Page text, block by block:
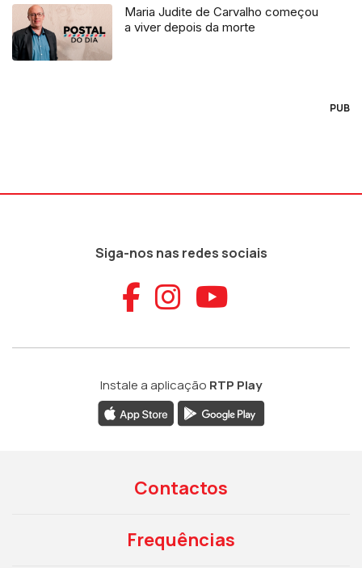
Maria Judite de Carvalho começou
a viver depois da morte
PUB
Siga-nos nas redes sociais
Aceder ao
Aceder ao
Aceder
Instale a aplicação RTP Play
Contactos
Frequências